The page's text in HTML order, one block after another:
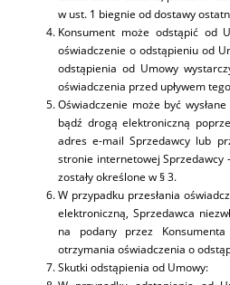
w ust. 1 biegnie od dostawy
Konsument może odstąpić od
oświadczenie o odstąpieniu od
odstąpienia od Umowy
oświadczenia przed upływem
Oświadczenie może być
bądź drogą elektroniczną
adres e-mail Sprzedawcy lub
stronie internetowej Sprzedawcy
zostały określone w § 3.
W przypadku przesłania
elektroniczną, Sprzedawca
na podany przez
otrzymania oświadczenia o
Skutki odstąpienia od Umowy: